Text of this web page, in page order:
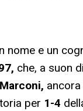
nome e un
che, a suon
per 1-4